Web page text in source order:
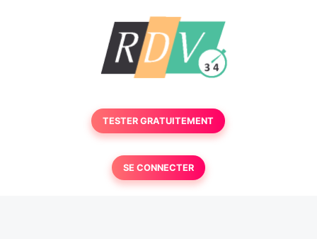
TESTER GRATUITEMENT
SE CONNECTER